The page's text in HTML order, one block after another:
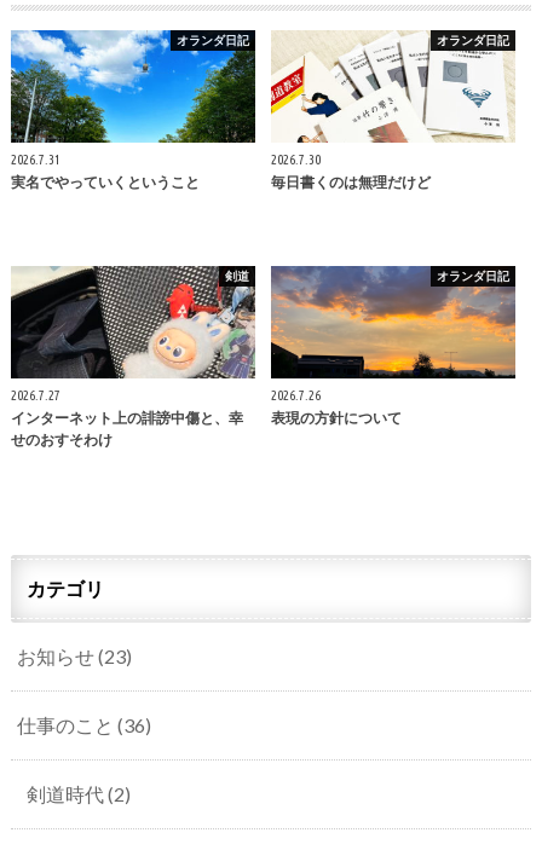
オランダ日記
2026.7.31
実名でやっていくということ
オランダ日記
2026.7.30
毎日書くのは無理だけど
剣道
2026.7.27
インターネット上の誹謗中傷と、幸
せのおすそわけ
オランダ日記
2026.7.26
表現の方針について
カテゴリ
お知らせ(23)
仕事のこと (36)
剣道時代(2)